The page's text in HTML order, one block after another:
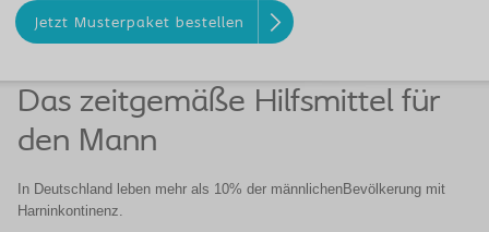
Jetzt Musterpaket bestellen
Das zeitgemäße Hilfsmittel für
den Mann
In Deutschland leben mehr als 10% der männlichenBevölkerung mit
Harninkontinenz.